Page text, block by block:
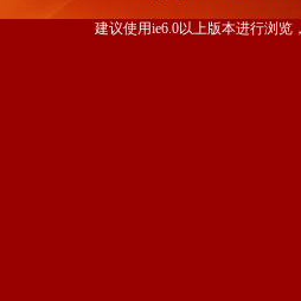
建议使用ie6.0以上版本进行浏览